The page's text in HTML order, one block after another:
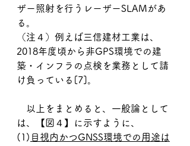
ザー照射を行うレーザーSLAMがあ
る。
（注４）例えば三信建材工業は、
2018年度頃から非GPS環境での建
築・インフラの点検を業務として請
け負っている[7]。
以上をまとめると、一般論として
は、【図４】に示すように、
(1) 目視内かつGNSS環境での用途は